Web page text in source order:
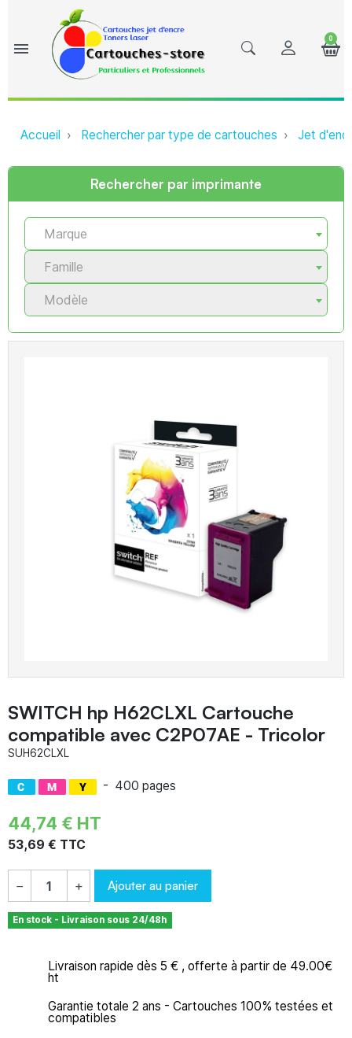
menu
0
Accueil Rechercher par type de cartouches Jet
Rechercher par imprimante
Marque
Famille
Modèle
SWITCH hp H62CLXL Cartouche
compatible avec C2P07AE - Tricolor
SUH62CLXL
- 400 pages
44,74 € HT
53,69 € TTC
− + Ajouter au panier
En stock - Livraison sous 24/48h
Livraison rapide dès 5 € , offerte à partir de 49.00€
ht
Garantie totale 2 ans - Cartouches 100% testées et
compatibles